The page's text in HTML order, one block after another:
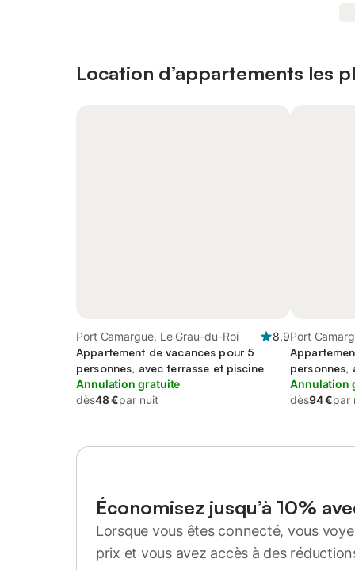
Location d’appartements les
Port Camargue, Le Grau-du-Roi
8,9
Appartement de vacances pour 5
personnes, avec terrasse et piscine
Annulation gratuite
dès48 €par nuit
Port
personnes,
acceptés
Annulation
dès94 €par
Économisez jusqu’à 10%
Lorsque vous êtes connecté, vous
prix et vous avez accès à des